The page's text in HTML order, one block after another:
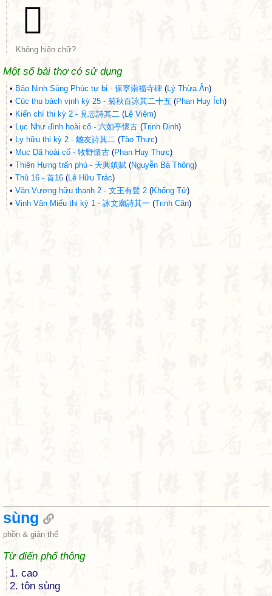
𡸶
Không hiện chữ?
Một số bài thơ có sử dụng
• Bảo Ninh Sùng Phúc tự bi - 保寧崇福寺碑 (Lý Thừa Ân)
• Cúc thu bách vịnh kỳ 25 - 菊秋百詠其二十五 (Phan Huy Ích)
• Kiến chí thi kỳ 2 - 見志詩其二 (Lệ Viêm)
• Lục Như đình hoài cổ - 六如亭懷古 (Trịnh Định)
• Ly hữu thi kỳ 2 - 離友詩其二 (Tào Thực)
• Mục Dã hoài cổ - 牧野懷古 (Phan Huy Thực)
• Thiên Hưng trấn phú - 天興鎮賦 (Nguyễn Bá Thông)
• Thủ 16 - 首16 (Lê Hữu Trác)
• Văn Vương hữu thanh 2 - 文王有聲 2 (Khổng Tử)
• Vịnh Văn Miếu thi kỳ 1 - 詠文廟詩其一 (Trịnh Căn)
sùng
phồn & giản thể
Từ điển phổ thông
1. cao
2. tôn sùng